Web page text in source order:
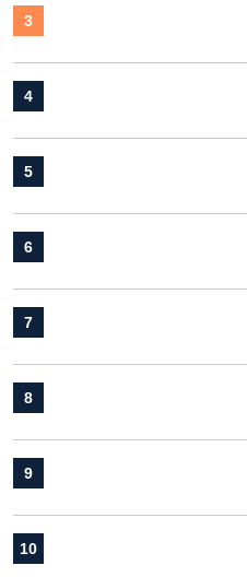
3
4
5
6
7
8
9
10